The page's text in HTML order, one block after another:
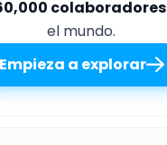
colaboradores
el mundo.
Empieza a explorar